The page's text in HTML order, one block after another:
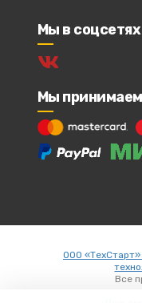
Мы в соцсетях
Мы принимаем
ООО
Все